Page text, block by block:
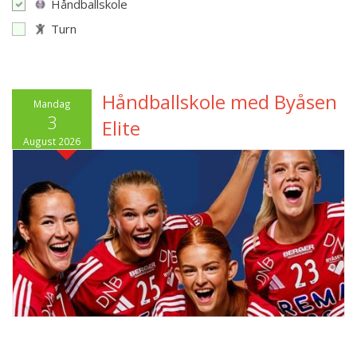
Håndballskole
Turn
Mandag
3
August 2026
Håndballskole med Byåsen
Elite